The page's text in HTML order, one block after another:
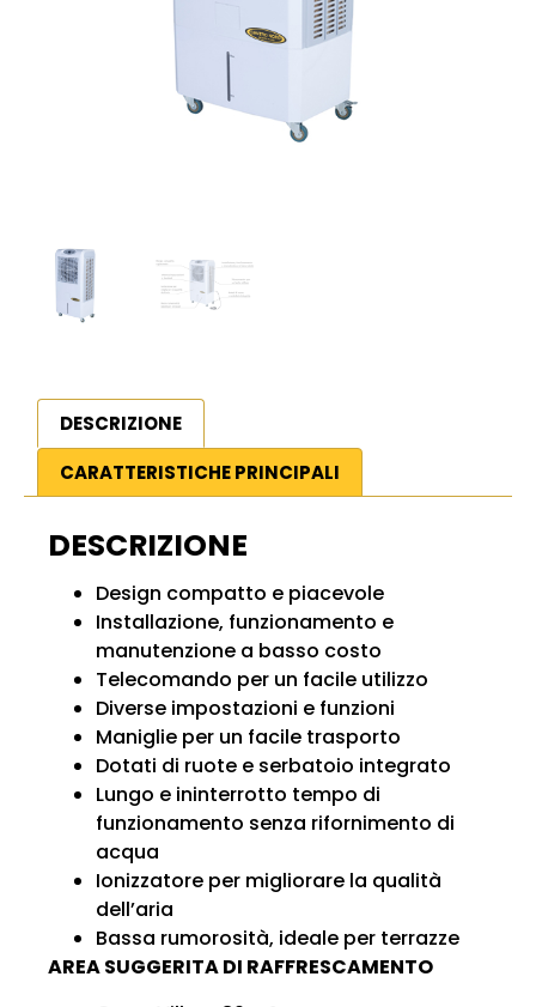
DESCRIZIONE
CARATTERISTICHE PRINCIPALI
DESCRIZIONE
Design compatto e piacevole
Installazione, funzionamento e
manutenzione a basso costo
Telecomando per un facile utilizzo
Diverse impostazioni e funzioni
Maniglie per un facile trasporto
Dotati di ruote e serbatoio integrato
Lungo e ininterrotto tempo di
funzionamento senza rifornimento di
acqua
Ionizzatore per migliorare la qualità
dell’aria
Bassa rumorosità, ideale per terrazze
AREA SUGGERITA DI RAFFRESCAMENTO